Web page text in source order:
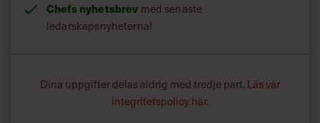
Chefs nyhetsbrev med senaste
ledarskapsnyheterna!
Dina uppgifter delas aldrig med tredje part. Läs vår
integritetspolicy här.